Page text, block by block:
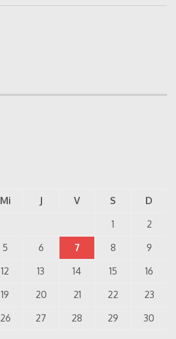
Mi J V S
D
1
2
5 6 7 8
9
12 13 14 15
16
19 20 21 22
23
26 27 28 29
30